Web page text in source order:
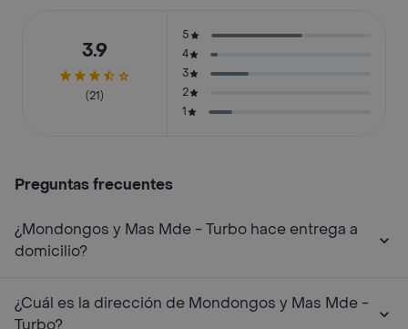
3.9
(21)
5
4
3
2
1
Preguntas frecuentes
¿Mondongos y Mas Mde - Turbo hace entrega a
domicilio?
¿Cuál es la dirección de Mondongos y Mas Mde -
Turbo?